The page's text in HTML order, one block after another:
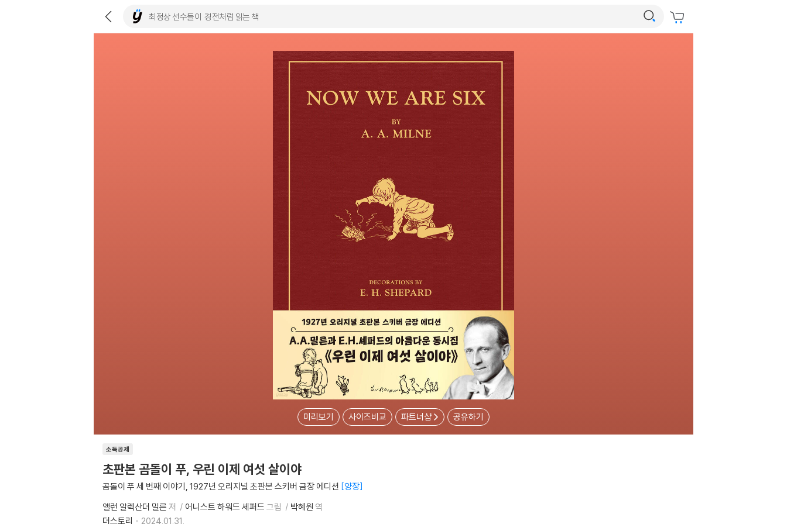
미리보기 사이즈비교 파트너샵 공유하기
소득공제
초판본 곰돌이 푸, 우린 이제 여섯 살이야
곰돌이 푸 세 번째 이야기, 1927년 오리지널 초판본 스키버 금장 에디션 양장
앨런 알렉산더 밀른 저 어니스트 하워드 셰퍼드 그림 박혜원 역
더스토리
2024.01.31.